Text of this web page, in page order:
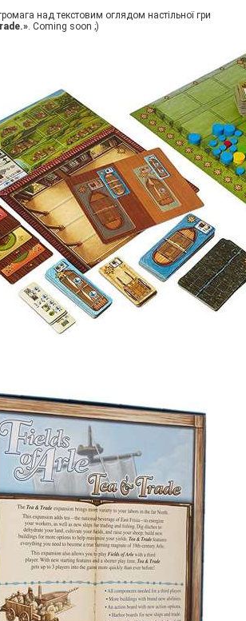
над текстовим оглядом настільної гри
. Coming soon ;)